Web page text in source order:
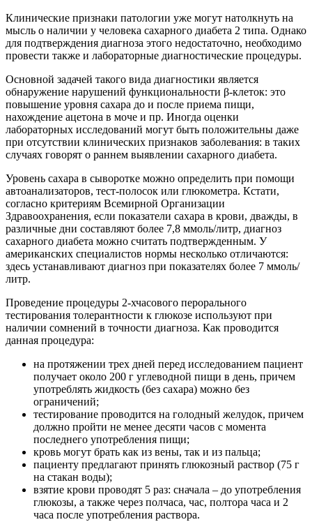
Клинические признаки патологии уже могут натолкнуть на
мысль о наличии у человека сахарного диабета 2 типа. Однако
для подтверждения диагноза этого недостаточно, необходимо
провести также и лабораторные диагностические процедуры.
Основной задачей такого вида диагностики является
обнаружение нарушений функциональности β-клеток: это
повышение уровня сахара до и после приема пищи,
нахождение ацетона в моче и пр. Иногда оценки
лабораторных исследований могут быть положительны даже
при отсутствии клинических признаков заболевания: в таких
случаях говорят о раннем выявлении сахарного диабета.
Уровень сахара в сыворотке можно определить при помощи
автоанализаторов, тест-полосок или глюкометра. Кстати,
согласно критериям Всемирной Организации
Здравоохранения, если показатели сахара в крови, дважды, в
различные дни составляют более 7,8 ммоль/литр, диагноз
сахарного диабета можно считать подтвержденным. У
американских специалистов нормы несколько отличаются:
здесь устанавливают диагноз при показателях более 7 ммоль/
литр.
Проведение процедуры 2-хчасового перорального
тестирования толерантности к глюкозе используют при
наличии сомнений в точности диагноза. Как проводится
данная процедура:
на протяжении трех дней перед исследованием пациент
получает около 200 г углеводной пищи в день, причем
употреблять жидкость (без сахара) можно без
ограничений;
тестирование проводится на голодный желудок, причем
должно пройти не менее десяти часов с момента
последнего употребления пищи;
кровь могут брать как из вены, так и из пальца;
пациенту предлагают принять глюкозный раствор (75 г
на стакан воды);
взятие крови проводят 5 раз: сначала – до употребления
глюкозы, а также через полчаса, час, полтора часа и 2
часа после употребления раствора.